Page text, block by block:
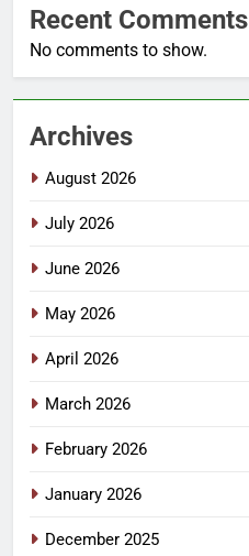
Recent Comments
No comments to show.
Archives
August 2026
July 2026
June 2026
May 2026
April 2026
March 2026
February 2026
January 2026
December 2025